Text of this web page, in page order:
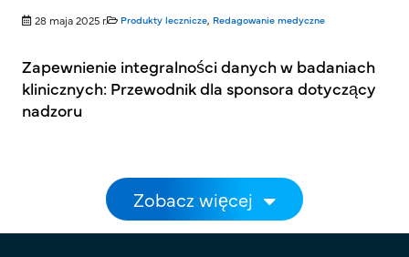
28 maja 2025 r. Produkty lecznicze Redagowanie medyczne
Zapewnienie integralności danych w badaniach
klinicznych: Przewodnik dla sponsora dotyczący
nadzoru
StronicowanieZobacz więcej